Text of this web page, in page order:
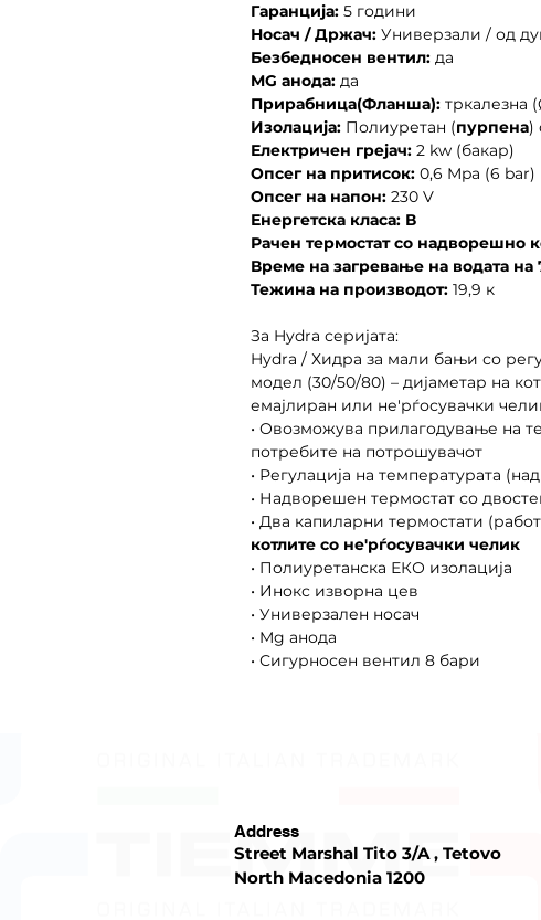
Гаранција: 5 години
Носач / Држач: Универзали / од
Безбедносен вентил: да
MG анода: да
Прирабница(Фланша): тркалезна
Изолација: Полиуретан (пурпена)
Електричен грејач: 2 kw (бакар)
Опсег на притисок: 0,6 Mpa (6 bar)
Опсег на напон: 230 V
Енергетска класа: В
Рачен термостат со надворешно
Време на загревање на водата на
Тежина на производот: 19,9 к
За Hydra серијата:
Hydra / Хидра за мали бањи со
модел (30/50/80) – дијаметар на
емајлиран или не'рѓосувачки
• Овозможува прилагодување на
потребите на потрошувачот
• Регулација на температурата
• Надворешен термостат со
• Два капиларни термостати
котлите со не'рѓосувачки челик
• Полиуретанска ЕКО изолација
• Инокс изворна цев
• Универзален носач
• Mg анода
• Сигурносен вентил 8 бари
Address
Street Marshal Tito 3/A , Tetovo
North Macedonia 1200